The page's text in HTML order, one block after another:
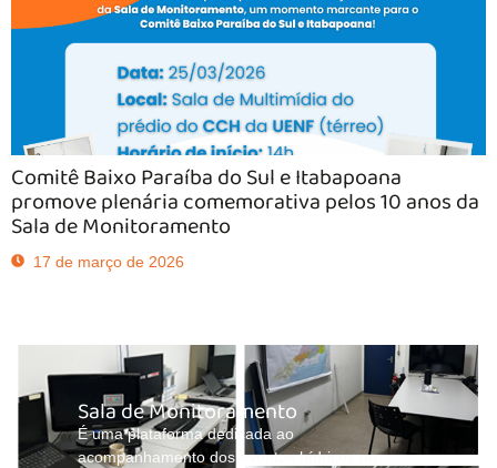
Comitê Baixo Paraíba do Sul e Itabapoana
promove plenária comemorativa pelos 10 anos da
Sala de Monitoramento
17 de março de 2026
Sala de Monitoramento
É uma plataforma dedicada ao
acompanhamento dos eventos hídricos na